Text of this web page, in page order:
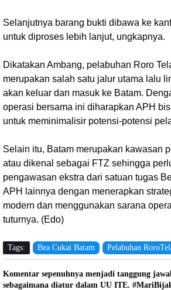
Selanjutnya barang bukti dibawa ke
untuk diproses lebih lanjut, ungkapnya.
Dikatakan Ambang, pelabuhan Roro
merupakan salah satu jalur utama lalu
akan keluar dan masuk ke Batam.
operasi bersama ini diharapkan APH
untuk meminimalisir potensi-potensi
Selain itu, Batam merupakan kawasan
atau dikenal sebagai FTZ sehingga
pengawasan ekstra dari satuan tugas
APH lainnya dengan menerapkan
modern dan menggunakan sarana
tuturnya. (Edo)
Tags: Bea Cukai Batam Pelabuhan
Komentar sepenuhnya menjadi tanggung
sebagaimana diatur dalam UU ITE.